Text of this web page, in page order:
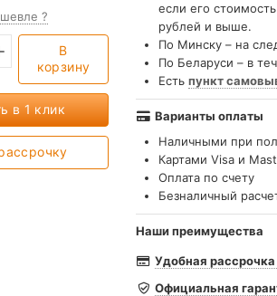
?
В
корзину
в 1 клик
если его
рублей и выше.
По Минску – на
По Беларуси – в
Есть пункт
Варианты оплаты
Наличными при
Картами Visa и
Оплата по счету
Безналичный
Наши преимущества
Удобная
Официальная